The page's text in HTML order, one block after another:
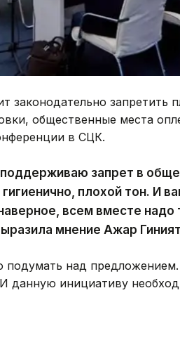
законодательно запретить
общественные места
в СЦК.
запрет в
плохой тон. И
всем вместе надо
мнение Ажар
подумать над
данную инициативу